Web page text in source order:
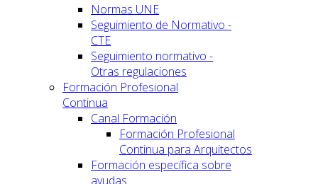
Normas UNE
Seguimiento de Normativo -
CTE
Seguimiento normativo -
Otras regulaciones
Formación Profesional
Continua
Canal Formación
Formación Profesional
Continua para Arquitectos
Formación específica sobre
ayudas